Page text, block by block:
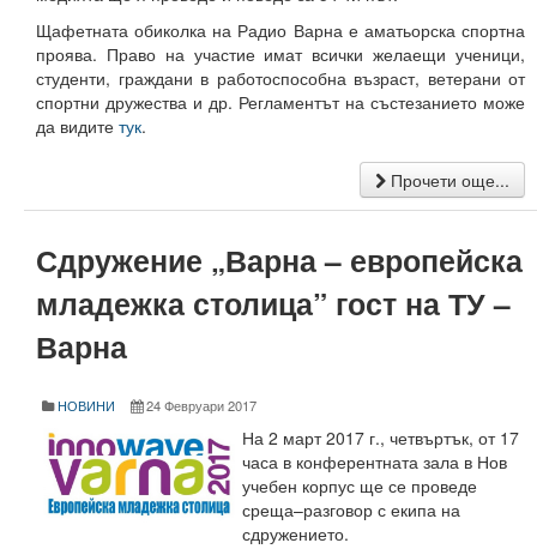
Добруджански технологичен колеж
Месец на науката 2025
Научноизследователски институт
Електротехнически факултет
Факултет по изчислителна техника и автоматизация
Машинно-технологичен факултет
Корабостроителен факултет
Добруджански технологичен колеж
Учебна дейност
Щафетната обиколка на Радио Варна е аматьорска спортна
проява. Право на участие имат всички желаещи ученици,
студенти, граждани в работоспособна възраст, ветерани от
спортни дружества и др. Регламентът на състезанието може
да видите тук.
Прочети още...
Сдружение „Варна – европейска
младежка столица” гост на ТУ –
Варна
НОВИНИ 24 Февруари 2017
На 2 март 2017 г., четвъртък, от 17
часа в конферентната зала в Нов
учебен корпус ще се проведе
среща–разговор с екипа на
сдружението.